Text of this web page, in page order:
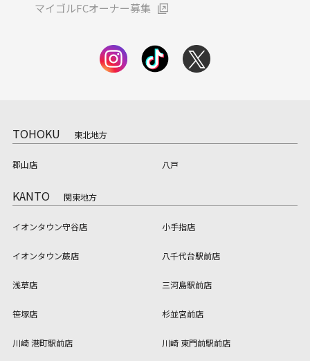
マイゴルFCオーナー募集
TOHOKU 東北地方
郡山店 八戸
KANTO 関東地方
イオンタウン守谷店 小手指店
イオンタウン蕨店 八千代台駅前店
浅草店 三河島駅前店
笹塚店 杉並宮前店
川崎 港町駅前店 川崎 東門前駅前店